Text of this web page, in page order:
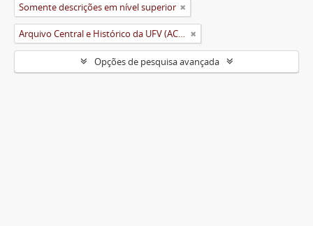
Somente descrições em nível superior
Arquivo Central e Histórico da UFV (ACH-UFV)
Opções de pesquisa avançada